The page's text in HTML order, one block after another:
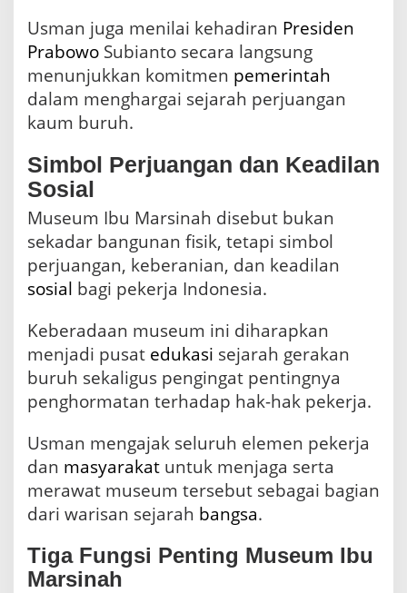
Usman juga menilai kehadiran Presiden
Prabowo Subianto secara langsung
menunjukkan komitmen pemerintah
dalam menghargai sejarah perjuangan
kaum buruh.
Simbol Perjuangan dan Keadilan
Sosial
Museum Ibu Marsinah disebut bukan
sekadar bangunan fisik, tetapi simbol
perjuangan, keberanian, dan keadilan
sosial bagi pekerja Indonesia.
Keberadaan museum ini diharapkan
menjadi pusat edukasi sejarah gerakan
buruh sekaligus pengingat pentingnya
penghormatan terhadap hak-hak pekerja.
Usman mengajak seluruh elemen pekerja
dan masyarakat untuk menjaga serta
merawat museum tersebut sebagai bagian
dari warisan sejarah bangsa.
Tiga Fungsi Penting Museum Ibu
Marsinah